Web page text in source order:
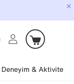
×
Deneyim & Aktivite